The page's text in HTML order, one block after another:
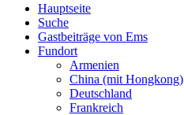
Hauptseite
Suche
Gastbeiträge von Ems
Fundort
Armenien
China (mit Hongkong)
Deutschland
Frankreich